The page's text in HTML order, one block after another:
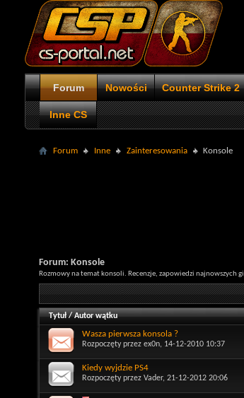
Forum Nowości Counter Strike 2
Inne CS
Forum Inne Zainteresowania Konsole
Forum: Konsole
Rozmowy na temat konsoli. Recenzje, zapowiedzi najnowszych
Tytuł/Autor wątku
Wasza pierwsza konsola ?
Rozpoczęty przez ex0n, 14-12-2010 10:37
Kiedy wyjdzie PS4
Rozpoczęty przez Vader, 21-12-2012 20:06